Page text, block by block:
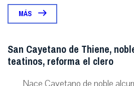
MÁS
San Cayetano de Thiene,
teatinos, reforma el clero
Nace Cayetano de noble